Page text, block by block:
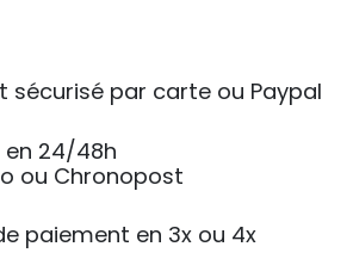
sécurisé par carte ou Paypal
en 24/48h
ou Chronopost
paiement en 3x ou 4x